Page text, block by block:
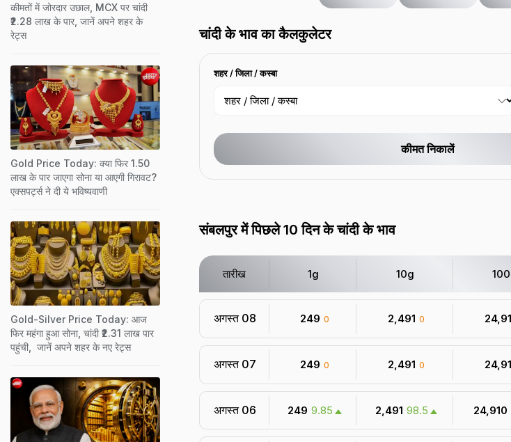
चांदी के भाव का कैलकुलेटर
शहर / जिला / कस्बा
कीमत निकालें
संबलपुर में पिछले 10 दिन के चांदी के भाव
तारीख 1g 10g
अगस्त 08 ₹ 249 0 ₹ 2,491 0 ₹
अगस्त 07 ₹ 249 0 ₹ 2,491 0 ₹
अगस्त 06 ₹ 249 9.85 ₹ 2,491 98.5 ₹ 24,910
कीमतों में जोरदार उछाल, MCX पर चांदी
₹2.28 लाख के पार, जानें अपने शहर के
रेट्स
Gold Price Today: क्या फिर 1.50
लाख के पार जाएगा सोना या आएगी गिरावट?
एक्सपर्ट्स ने दी ये भविष्यवाणी
Gold-Silver Price Today: आज
फिर महंगा हुआ सोना, चांदी ₹2.31 लाख पार
पहुंची, जानें अपने शहर के नए रेट्स